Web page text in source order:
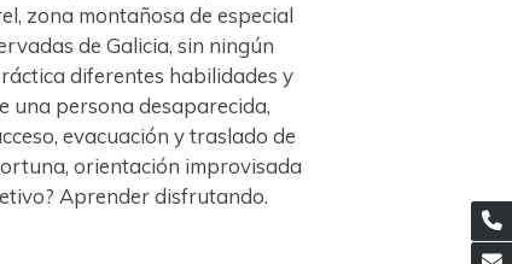
zona montañosa de especial
de Galicia, sin ningún
diferentes habilidades y
una persona desaparecida,
evacuación y traslado de
orientación improvisada
Aprender disfrutando.